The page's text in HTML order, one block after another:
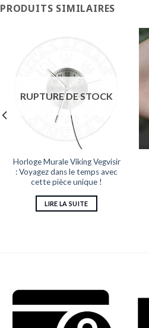
PRODUITS SIMILAIRES
RUPTURE DE STOCK
Horloge Murale Viking Vegvisir
: Voyagez dans le temps avec
cette pièce unique !
LIRE LA SUITE